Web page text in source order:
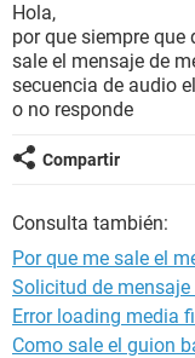
Hola,
por que siempre que
sale el mensaje de
secuencia de audio
o no responde
Compartir
Consulta también:
Por que me sale el
Solicitud de
Error loading media
Como sale el guion